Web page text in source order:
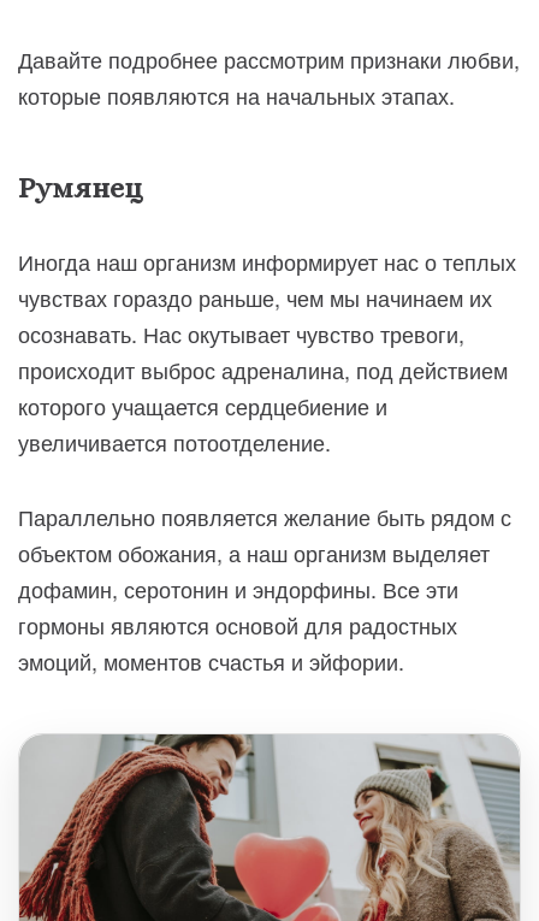
Давайте подробнее рассмотрим признаки любви,
которые появляются на начальных этапах.
Румянец
Иногда наш организм информирует нас о теплых
чувствах гораздо раньше, чем мы начинаем их
осознавать. Нас окутывает чувство тревоги,
происходит выброс адреналина, под действием
которого учащается сердцебиение и
увеличивается потоотделение.
Параллельно появляется желание быть рядом с
объектом обожания, а наш организм выделяет
дофамин, серотонин и эндорфины. Все эти
гормоны являются основой для радостных
эмоций, моментов счастья и эйфории.